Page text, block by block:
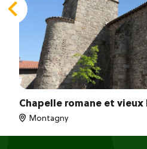
Chapelle romane et
Montagny